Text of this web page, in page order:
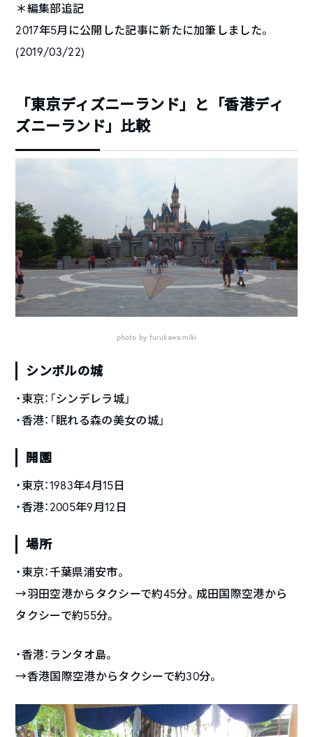
＊編集部追記
2017年5月に公開した記事に新たに加筆しました。
(2019/03/22)
「東京ディズニーランド」と「香港ディ
ズニーランド」比較
photo by furukawa miki
シンボルの城
・東京：「シンデレラ城」
・香港：「眠れる森の美女の城」
開園
・東京：1983年4月15日
・香港：2005年9月12日
場所
・東京：千葉県浦安市。
→羽田空港からタクシーで約45分。成田国際空港から
タクシーで約55分。
・香港：ランタオ島。
→香港国際空港からタクシーで約30分。